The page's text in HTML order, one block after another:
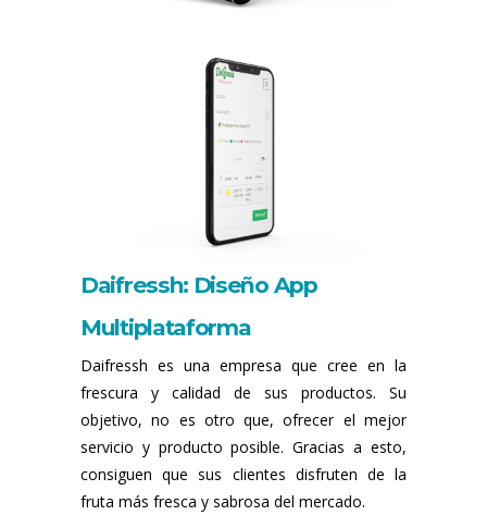
Daifressh: Diseño App
Multiplataforma
Daifressh es una empresa que cree en la
frescura y calidad de sus productos. Su
objetivo, no es otro que, ofrecer el mejor
servicio y producto posible. Gracias a esto,
consiguen que sus clientes disfruten de la
fruta más fresca y sabrosa del mercado.